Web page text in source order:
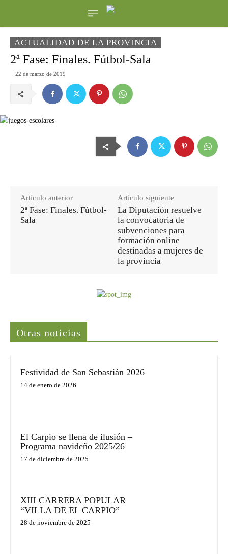
ACTUALIDAD DE LA PROVINCIA
2ª Fase: Finales. Fútbol-Sala
22 de marzo de 2019
Artículo anterior
2ª Fase: Finales. Fútbol-
Sala
Artículo siguiente
La Diputación resuelve
la convocatoria de
subvenciones para
formación online
destinadas a mujeres de
la provincia
Otras noticias
Festividad de San Sebastián 2026
14 de enero de 2026
El Carpio se llena de ilusión –
Programa navideño 2025/26
17 de diciembre de 2025
XIII CARRERA POPULAR
“VILLA DE EL CARPIO”
28 de noviembre de 2025